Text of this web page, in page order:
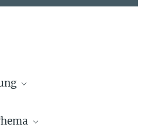
not to know